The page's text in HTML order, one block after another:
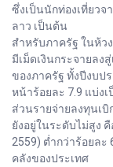
ซึ่งเป็นนักท่องเที่ยวจ
ลาว เป็นต้น
สำหรับภาครัฐ ในห้ว
มีเม็ดเงินกระจายลง
ของภาครัฐ ทั้งปีงบป
หน้าร้อยละ 7.9 แบ่ง
ส่วนรายจ่ายลงทุนเ
ยังอยู่ในระดับไม่สูง
2559) ต่ำกว่าร้อยละ
คลังของประเทศ